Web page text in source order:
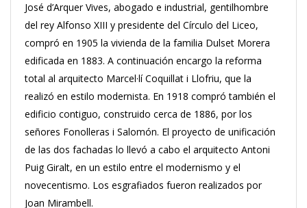
José d’Arquer Vives, abogado e industrial, gentilhombre
del rey Alfonso XIII y presidente del Círculo del Liceo,
compró en 1905 la vivienda de la familia Dulset Morera
edificada en 1883. A continuación encargo la reforma
total al arquitecto Marcel·lí Coquillat i Llofriu, que la
realizó en estilo modernista. En 1918 compró también el
edificio contiguo, construido cerca de 1886, por los
señores Fonolleras i Salomón. El proyecto de unificación
de las dos fachadas lo llevó a cabo el arquitecto Antoni
Puig Giralt, en un estilo entre el modernismo y el
novecentismo. Los esgrafiados fueron realizados por
Joan Mirambell.